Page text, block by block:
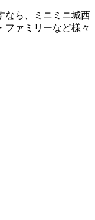
なら、ミニミニ城西
ファミリーなど様々